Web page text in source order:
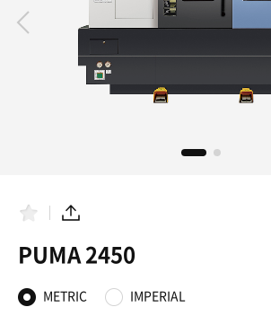
夹
分
PUMA 2450
METRIC IMPERIAL